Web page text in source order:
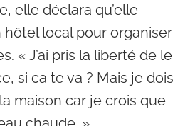
elle déclara qu’elle
hôtel local pour organiser
« J’ai pris la liberté de le
si ca te va ? Mais je dois
maison car je crois que